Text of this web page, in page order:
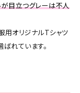
目立つグレーは不人
用オリジナルTシャツ
ばれています。